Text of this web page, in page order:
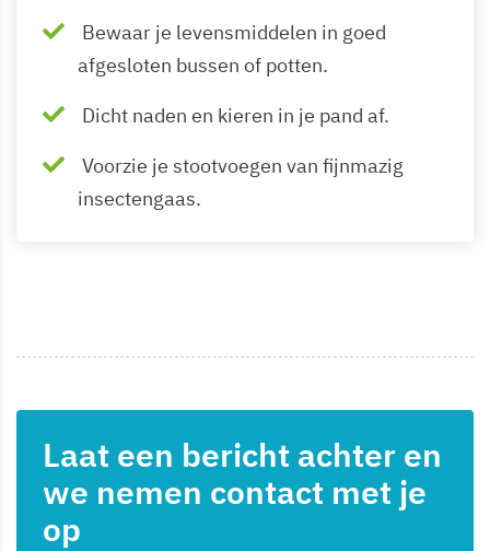
Bewaar je levensmiddelen in goed
afgesloten bussen of potten.
Dicht naden en kieren in je pand af.
Voorzie je stootvoegen van fijnmazig
insectengaas.
Laat een bericht achter en
we nemen contact met je
op